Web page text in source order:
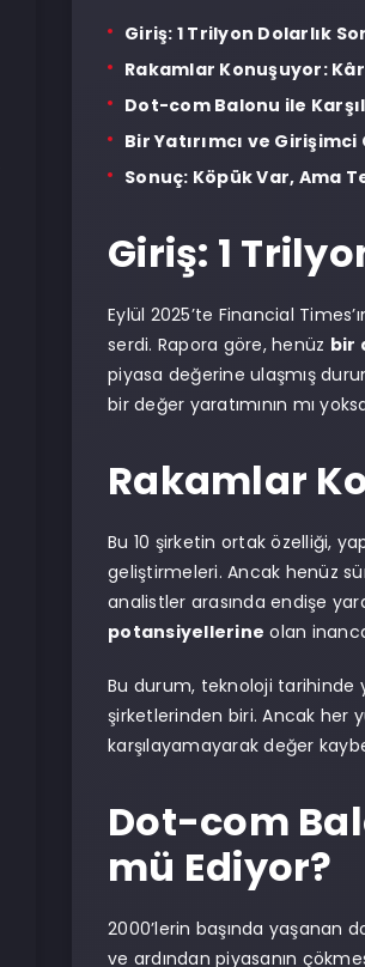
Giriş: 1 Trilyon Dolarlık
Rakamlar Konuşuyor:
Dot-com Balonu ile
Bir Yatırımcı ve
Sonuç: Köpük Var, Ama
Giriş: 1
Eylül 2025’te Financial
serdi. Rapora göre, henüz bir
piyasa değerine ulaşmış
bir değer yaratımının mı
Rakamlar
Bu 10 şirketin ortak özelliği,
geliştirmeleri. Ancak henüz
analistler arasında endişe
potansiyellerine olan
Bu durum, teknoloji tarihinde
şirketlerinden biri. Ancak her
karşılayamayarak değer
Dot-com
mü Ediyor?
2000’lerin başında
ve ardından piyasanın